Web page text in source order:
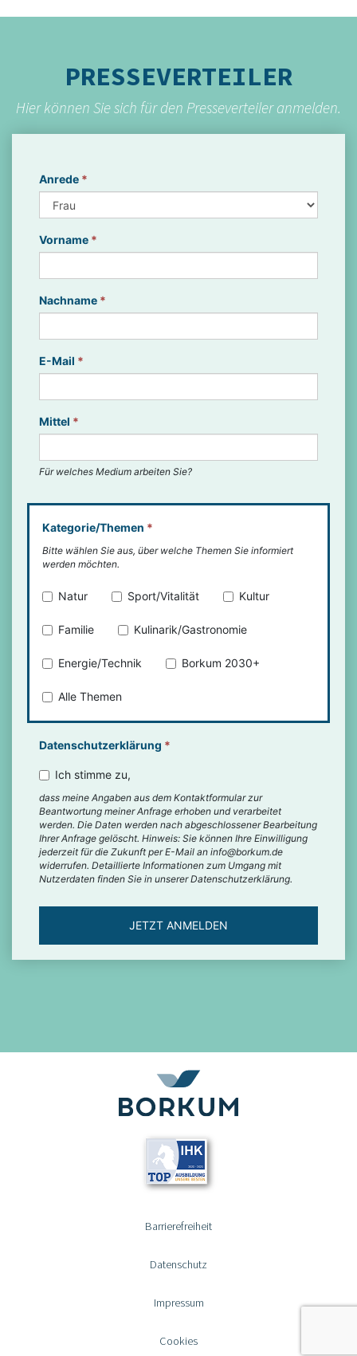
PRESSEVERTEILER
Hier können Sie sich für den Presseverteiler anmelden.
Anrede *
Vorname *
Nachname *
E-Mail *
Mittel *
Für welches Medium arbeiten Sie?
Kategorie/Themen *
Bitte wählen Sie aus, über welche Themen Sie informiert
werden möchten.
Natur Sport/Vitalität Kultur
Familie Kulinarik/Gastronomie
Energie/Technik Borkum 2030+
Alle Themen
Datenschutzerklärung *
Ich stimme zu,
dass meine Angaben aus dem Kontaktformular zur
Beantwortung meiner Anfrage erhoben und verarbeitet
werden. Die Daten werden nach abgeschlossener Bearbeitung
Ihrer Anfrage gelöscht. Hinweis: Sie können Ihre Einwilligung
jederzeit für die Zukunft per E-Mail an info@borkum.de
widerrufen. Detaillierte Informationen zum Umgang mit
Nutzerdaten finden Sie in unserer Datenschutzerklärung.
JETZT ANMELDEN
Barrierefreiheit
Datenschutz
Impressum
Cookies